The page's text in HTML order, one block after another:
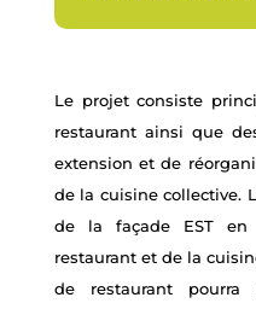
Le projet consiste
restaurant ainsi que
extension et de
de la cuisine collective.
de la façade EST
restaurant et de la
de restaurant pourra